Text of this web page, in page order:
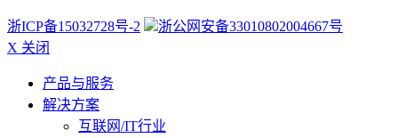
浙ICP备15032728号-2
浙公网安备33010802004667号
X 关闭
产品与服务
解决方案
互联网/IT行业